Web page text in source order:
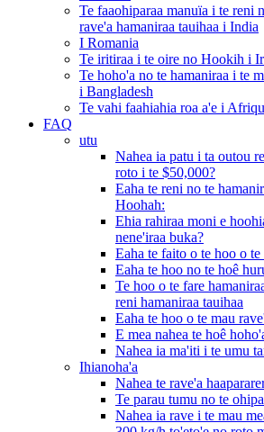
Te faaohiparaa manuïa i te reni
rave'a hamaniraa tauihaa i India
I Romania
Te iritiraa i te oire no Hookih i
Te hoho'a no te hamaniraa i te
i Bangladesh
Te vahi faahiahia roa a'e i
FAQ
utu
Nahea ia patu i ta outou
roto i te $50,000?
Eaha te reni no te
Hoohah:
Ehia rahiraa moni e
nene'iraa buka?
Eaha te faito o te hoo o
Eaha te hoo no te hoê
Te hoo o te fare
reni hamaniraa tauihaa
Eaha te hoo o te mau
E mea nahea te hoê
Nahea ia ma'iti i te umu
Ihianoha'a
Nahea te rave'a
Te parau tumu no te
Nahea ia rave i te mau